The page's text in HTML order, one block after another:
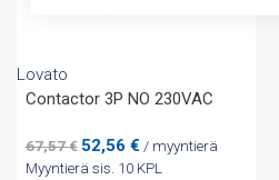
Lovato
Contactor 3P NO 230VAC
67,57€ Alkuperäinen
hinta
52,56 €Nykyinen
hinta
/ myyntierä
Myyntierä sis. 10 KPL